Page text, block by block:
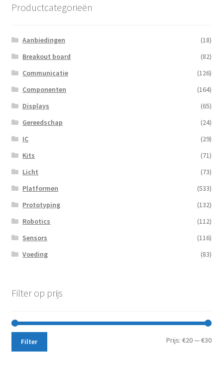
Productcategorieën
Aanbiedingen
(18)
Breakout board
(82)
Communicatie
(126)
Componenten
(164)
Displays
(65)
Gereedschap
(24)
IC
(29)
Kits
(71)
Licht
(73)
Platformen
(533)
Prototyping
(132)
Robotics
(112)
Sensors
(116)
Voeding
(83)
Filter op prijs
Min.
Filter Prijs:€20—€30